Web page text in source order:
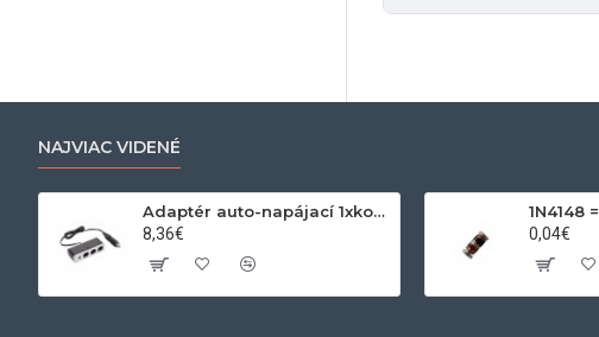
NAJVIAC VIDENÉ
Adaptér auto-napájací 1xkon./3x zdierka- 12/24V, USB 1000mA
8,36€
0,04€